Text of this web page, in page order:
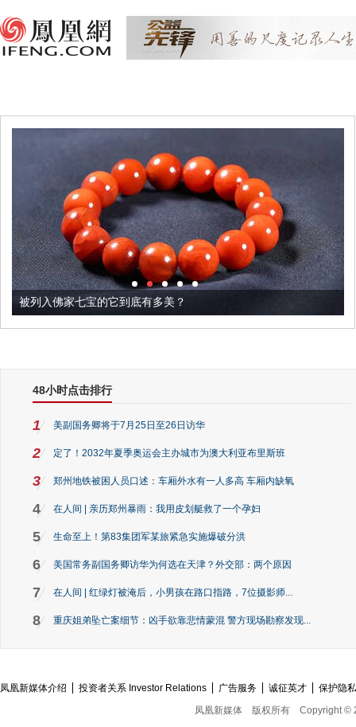
被列入佛家七宝的它到底有多美？
48小时点击排行
1 美副国务卿将于7月25日至26日访华
2 定了！2032年夏季奥运会主办城市为澳大利亚布里斯班
3 郑州地铁被困人员口述：车厢外水有一人多高 车厢内缺氧
4 在人间 | 亲历郑州暴雨：我用皮划艇救了一个孕妇
5 生命至上！第83集团军某旅紧急实施爆破分洪
6 美国常务副国务卿访华为何选在天津？外交部：两个原因
7 在人间 | 红绿灯被淹后，小男孩在路口指路，7位摄影师...
8 重庆姐弟坠亡案细节：凶手欲靠悲情蒙混 警方现场勘察发现...
凤凰新媒体介绍 投资者关系 Investor Relations 广告服务 诚征英才
保护隐
凤凰新媒体
版权所有 Copyright ©